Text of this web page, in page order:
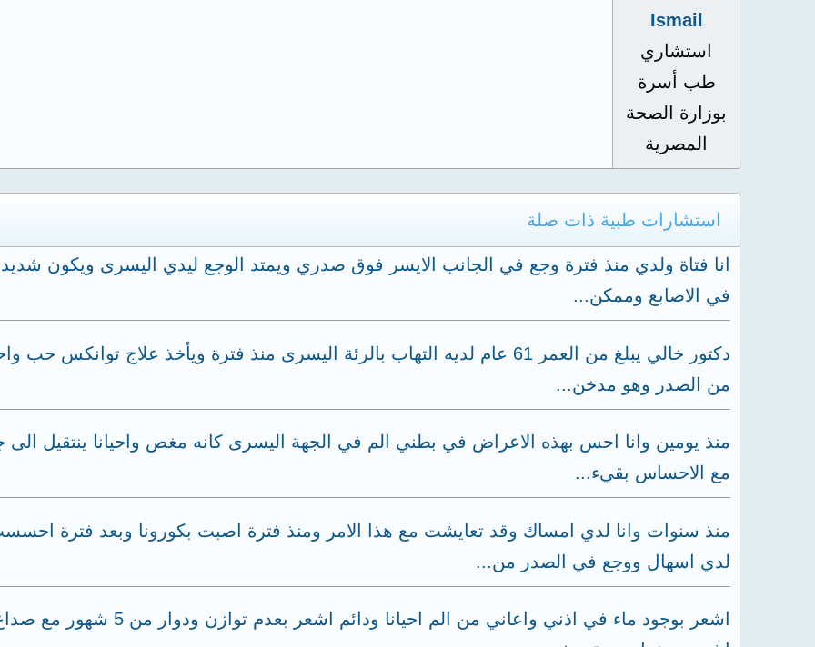
Ismail
استشاري
طب أسرة
بوزارة الصحة
المصرية
استشارات طبية ذات صلة
انا فتاة ولدي منذ فترة وجع في الجانب الايسر فوق صدري ويمتد الوجع ليدي اليسرى ويكون شديد
في الاصابع وممكن...
دكتور خالي يبلغ من العمر 61 عام لديه التهاب بالرئة اليسرى منذ فترة ويأخذ علاج
من الصدر وهو مدخن...
منذ يومين وانا احس بهذه الاعراض في بطني الم في الجهة اليسرى كانه مغص واحيانا ينتقيل
مع الاحساس بقيء...
منذ سنوات وانا لدي امساك وقد تعايشت مع هذا الامر ومنذ فترة اصبت بكورونا وبعد فترة
لدي اسهال ووجع في الصدر من...
اشعر بوجود ماء في اذني واعاني